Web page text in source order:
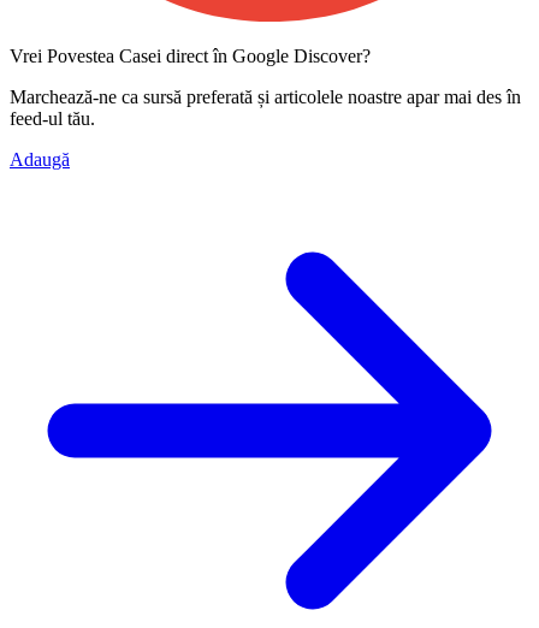
Vrei Povestea Casei direct în Google Discover?
Marchează-ne ca sursă preferată și articolele noastre apar mai des în
feed-ul tău.
Adaugă